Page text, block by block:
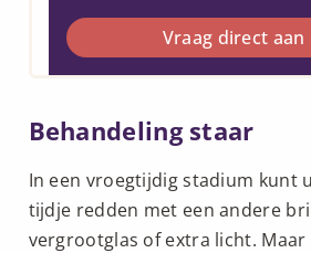
Vraag direct aan
Behandeling staar
In een vroegtijdig stadium kunt
tijdje redden met een andere
vergrootglas of extra licht.